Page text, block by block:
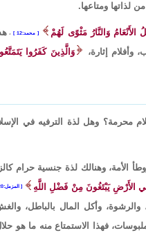
لذاتها ومتاعها.
الأَنْعَامُ وَالنَّارُ مَثْوًى لَهُمْ محمد:12 ،
وأفلام إثارة،
وَالَّذِينَ كَفَرُوا
محرمة؟ وهل لذة الترفيه في
الأمة، وهنالك لذة جنسية حرام
الأَرْضِ يَبْتَغُونَ مِنْ فَضْلِ اللَّهِ المزمل:20
والرشوة، وأكل المال بالباطل،
فهذا الاستمتاع منه ما هو